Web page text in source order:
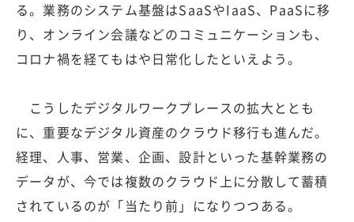
る。業務のシステム基盤はSaaSやIaaS、PaaSに移
り、オンライン会議などのコミュニケーションも、
コロナ禍を経てもはや日常化したといえよう。
こうしたデジタルワークプレースの拡大ととも
に、重要なデジタル資産のクラウド移行も進んだ。
経理、人事、営業、企画、設計といった基幹業務の
データが、今では複数のクラウド上に分散して蓄積
されているのが「当たり前」になりつつある。